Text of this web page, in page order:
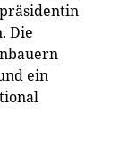
Die
ein